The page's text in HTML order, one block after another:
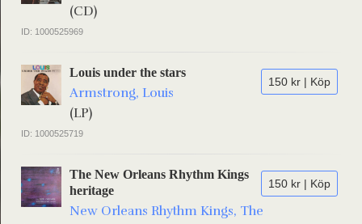
(CD)
ID: 1000525969
150 kr | Köp
Louis under the stars
Armstrong, Louis
(LP)
ID: 1000525719
150 kr | Köp
The New Orleans Rhythm Kings
heritage
New Orleans Rhythm Kings, The